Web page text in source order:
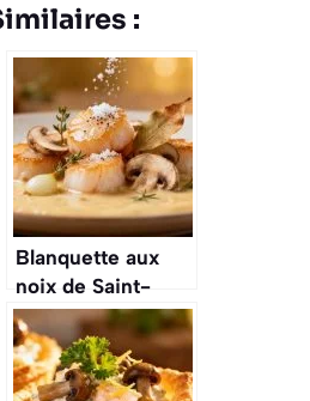
:
Blanquette aux
noix de Saint-
Jacques : recette
gourmande